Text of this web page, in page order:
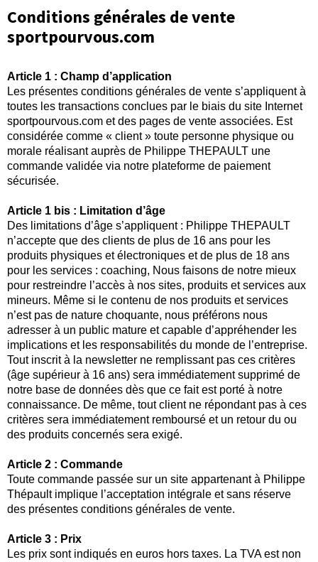
Conditions générales de vente
sportpourvous.com
Article 1 : Champ d’application
Les présentes conditions générales de vente s’appliquent à
toutes les transactions conclues par le biais du site Internet
sportpourvous.com et des pages de vente associées. Est
considérée comme « client » toute personne physique ou
morale réalisant auprès de Philippe THEPAULT une
commande validée via notre plateforme de paiement
sécurisée.
Article 1 bis : Limitation d’âge
Des limitations d’âge s’appliquent : Philippe THEPAULT
n’accepte que des clients de plus de 16 ans pour les
produits physiques et électroniques et de plus de 18 ans
pour les services : coaching, Nous faisons de notre mieux
pour restreindre l’accès à nos sites, produits et services aux
mineurs. Même si le contenu de nos produits et services
n’est pas de nature choquante, nous préférons nous
adresser à un public mature et capable d’appréhender les
implications et les responsabilités du monde de l’entreprise.
Tout inscrit à la newsletter ne remplissant pas ces critères
(âge supérieur à 16 ans) sera immédiatement supprimé de
notre base de données dès que ce fait est porté à notre
connaissance. De même, tout client ne répondant pas à ces
critères sera immédiatement remboursé et un retour du ou
des produits concernés sera exigé.
Article 2 : Commande
Toute commande passée sur un site appartenant à Philippe
Thépault implique l’acceptation intégrale et sans réserve
des présentes conditions générales de vente.
Article 3 : Prix
Les prix sont indiqués en euros hors taxes. La TVA est non